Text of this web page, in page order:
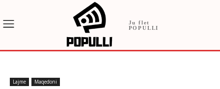
Ju flet
POPULLI
Lajme Maqedoni